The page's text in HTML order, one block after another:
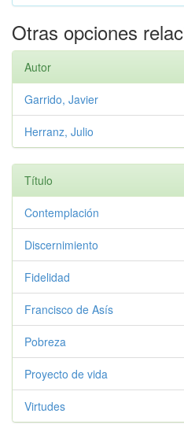
Otras opciones
Autor
Garrido, Javier
Herranz, Julio
Título
Contemplación
Discernimiento
Fidelidad
Francisco de Asís
Pobreza
Proyecto de vida
Virtudes